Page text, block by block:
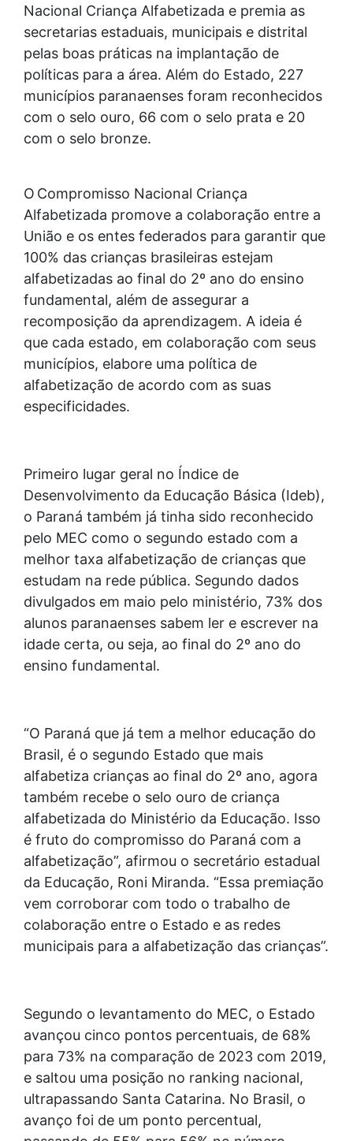
Nacional Criança Alfabetizada e premia as
secretarias estaduais, municipais e distrital
pelas boas práticas na implantação de
políticas para a área. Além do Estado, 227
municípios paranaenses foram reconhecidos
com o selo ouro, 66 com o selo prata e 20
com o selo bronze.
O Compromisso Nacional Criança
Alfabetizada promove a colaboração entre a
União e os entes federados para garantir que
100% das crianças brasileiras estejam
alfabetizadas ao final do 2º ano do ensino
fundamental, além de assegurar a
recomposição da aprendizagem. A ideia é
que cada estado, em colaboração com seus
municípios, elabore uma política de
alfabetização de acordo com as suas
especificidades.
Primeiro lugar geral no Índice de
Desenvolvimento da Educação Básica (Ideb),
o Paraná também já tinha sido reconhecido
pelo MEC como o segundo estado com a
melhor taxa alfabetização de crianças que
estudam na rede pública. Segundo dados
divulgados em maio pelo ministério, 73% dos
alunos paranaenses sabem ler e escrever na
idade certa, ou seja, ao final do 2º ano do
ensino fundamental.
“O Paraná que já tem a melhor educação do
Brasil, é o segundo Estado que mais
alfabetiza crianças ao final do 2º ano, agora
também recebe o selo ouro de criança
alfabetizada do Ministério da Educação. Isso
é fruto do compromisso do Paraná com a
alfabetização”, afirmou o secretário estadual
da Educação, Roni Miranda. “Essa premiação
vem corroborar com todo o trabalho de
colaboração entre o Estado e as redes
municipais para a alfabetização das crianças”.
Segundo o levantamento do MEC, o Estado
avançou cinco pontos percentuais, de 68%
para 73% na comparação de 2023 com 2019,
e saltou uma posição no ranking nacional,
ultrapassando Santa Catarina. No Brasil, o
avanço foi de um ponto percentual,